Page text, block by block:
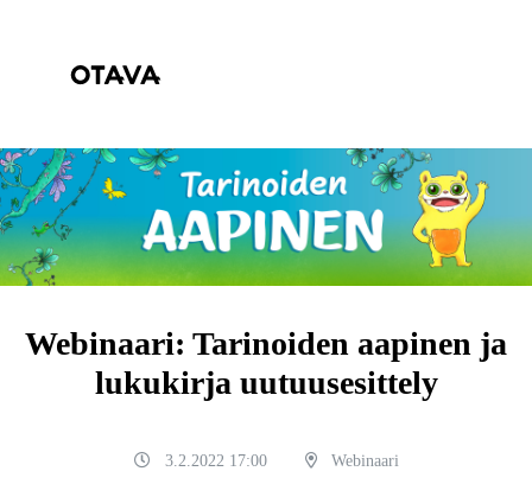
Webinaari: Tarinoiden aapinen ja
lukukirja uutuusesittely
3.2.2022 17:00 Webinaari